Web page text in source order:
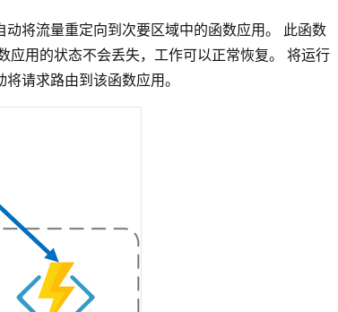
将流量重定向到次要区域中的函数应用。 此函数
用的状态不会丢失，工作可以正常恢复。 将运行
请求路由到该函数应用。